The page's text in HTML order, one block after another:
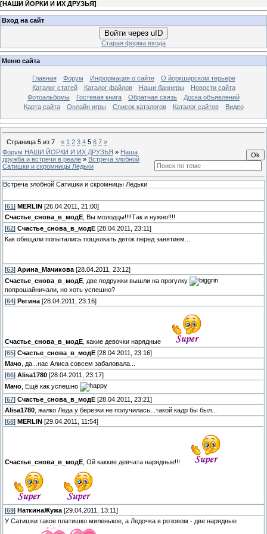
[НАШИ ЙОРКИ И ИХ ДРУЗЬЯ]
Вход на сайт
Войти через uID
Старая форма входа
Меню сайта
Главная Форум Информация о сайте
О йоркширском терьере
Каталог статей
Каталог файлов Наши баннеры
Новости сайта
Фотоальбомы
Гостевая книга Обратная связь
Доска объявлений
Карта сайта
Онлайн игры Список каталогов Каталог сайтов Видео
Страница 5 из 7 « 1 2 3 4 5 6 7 »
Форум НАШИ ЙОРКИ И ИХ ДРУЗЬЯ » Наша
дружба и встречи в реале » Встреча злобной
Сатишки и скромницы Ледьки
Встреча злобной Сатишки и скромницы Ледьки
[61 ] MERLIN [26.04.2011, 21:00]
Счастье_снова_в_модЕ , Вы молодцы!!!!Так и нужно!!!!
[62] Счастье_снова_в_модЕ [28.04.2011, 23:11]
Как обещали попытались пощелкать деток перед занятием...
[63] Арина_Мачикова [28.04.2011, 23:12]
Счастье_снова_в_модЕ , две подружки вышли на прогулку
попрошайничали, но хоть успешно?
[64] Регина [28.04.2011, 23:16]
Счастье_снова_в_модЕ , какие девочки нарядные
[65] Счастье_снова_в_модЕ [28.04.2011, 23:16]
Мачо , да...нас Алиса совсем забаловала...
[66] Alisa1780 [28.04.2011, 23:17]
Мачо , Ещё как успешно
[67] Счастье_снова_в_модЕ [28.04.2011, 23:21]
Alisa1780 , жалко Леда у березки не получилась...такой кадр бы был...
[68] MERLIN [29.04.2011, 11:54]
Счастье_снова_в_модЕ , Ой каккие девчата нарядные!!!
[69] НаткинаЖужа [29.04.2011, 13:11]
У Сатишки такое платишко миленькое, а Ледочка в розовом - две нарядные